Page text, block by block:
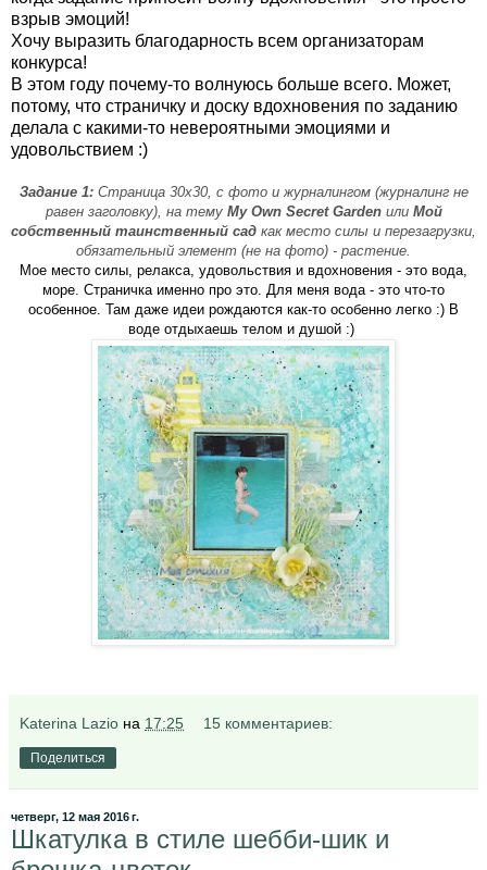
взрыв эмоций!
Хочу выразить благодарность всем организаторам
конкурса!
В этом году почему-то волнуюсь больше всего. Может,
потому, что страничку и доску вдохновения по заданию
делала с какими-то невероятными эмоциями и
удовольствием :)
Задание 1:Страница 30х30, с фото и журналингом (журналинг не
равен заголовку), на тему My Own Secret Gardenили Мой
собственный таинственный сад как место силы и перезагрузки,
обязательный элемент (не на фото) - растение.
Мое место силы, релакса, удовольствия и вдохновения - это вода,
море. Страничка именно про это. Для меня вода - это что-то
особенное. Там даже идеи рождаются как-то особенно легко :) В
воде отдыхаешь телом и душой :)
Katerina Lazio на 17:25 15 комментариев:
Поделиться
четверг, 12 мая 2016 г.
Шкатулка в стиле шебби-шик и